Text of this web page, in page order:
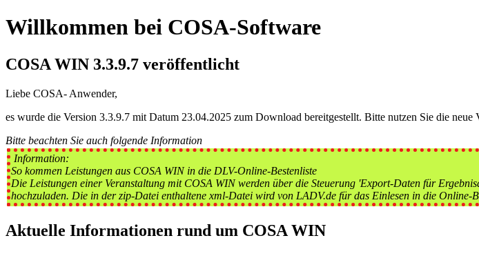
Willkommen bei COSA-Software
COSA WIN 3.3.9.7 veröffentlicht
Liebe COSA- Anwender,
es wurde die Version 3.3.9.7 mit Datum 23.04.2025 zum Download bereitgestellt. Bitte nutzen Sie die neue
Bitte beachten Sie auch folgende Information
Information:
So kommen Leistungen aus COSA WIN in die DLV-Online-Bestenliste
Die Leistungen einer Veranstaltung mit COSA WIN werden über die Steuerung 'Export-Daten für
hochzuladen. Die in der zip-Datei enthaltene xml-Datei wird von LADV.de für das Einlesen in die Online-
Aktuelle Informationen rund um COSA WIN